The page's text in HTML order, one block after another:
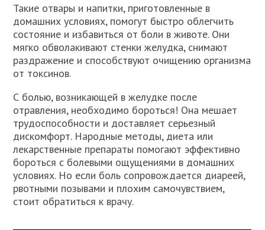
Такие отвары и напитки, приготовленные в
домашних условиях, помогут быстро облегчить
состояние и избавиться от боли в животе. Они
мягко обволакивают стенки желудка, снимают
раздражение и способствуют очищению организма
от токсинов.
С болью, возникающей в желудке после
отравления, необходимо бороться! Она мешает
трудоспособности и доставляет серьезный
дискомфорт. Народные методы, диета или
лекарственные препараты помогают эффективно
бороться с болевыми ощущениями в домашних
условиях. Но если боль сопровождается диареей,
рвотными позывами и плохим самочувствием,
стоит обратиться к врачу.